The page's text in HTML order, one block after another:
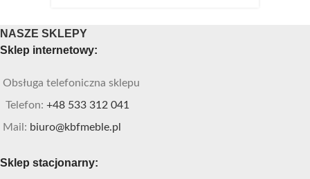
NASZE SKLEPY
Sklep internetowy:
Obsługa telefoniczna sklepu
Telefon: +48 533 312 041
Mail: biuro@kbfmeble.pl
Sklep stacjonarny: